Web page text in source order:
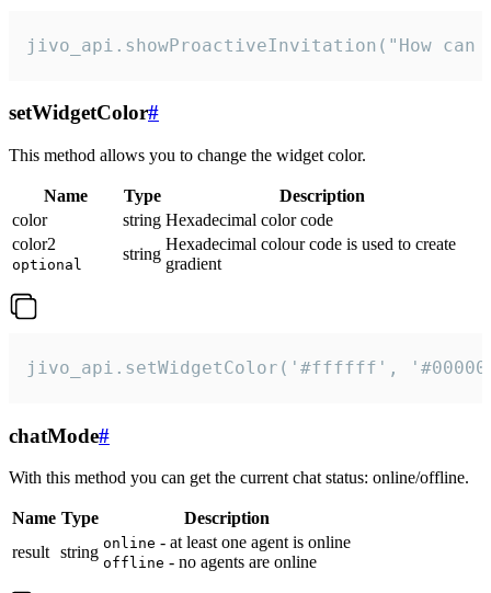
jivo_api.showProactiveInvitation("How
setWidgetColor#
This method allows you to change the widget color.
Name Type
Description
color
string Hexadecimal color code
color2
optional
string
Hexadecimal colour code is used to create
gradient
jivo_api.setWidgetColor('#ffffff',
chatMode#
With this method you can get the current chat status: online/offline.
Name Type
Description
result string online - at least one agent is online
offline - no agents are online